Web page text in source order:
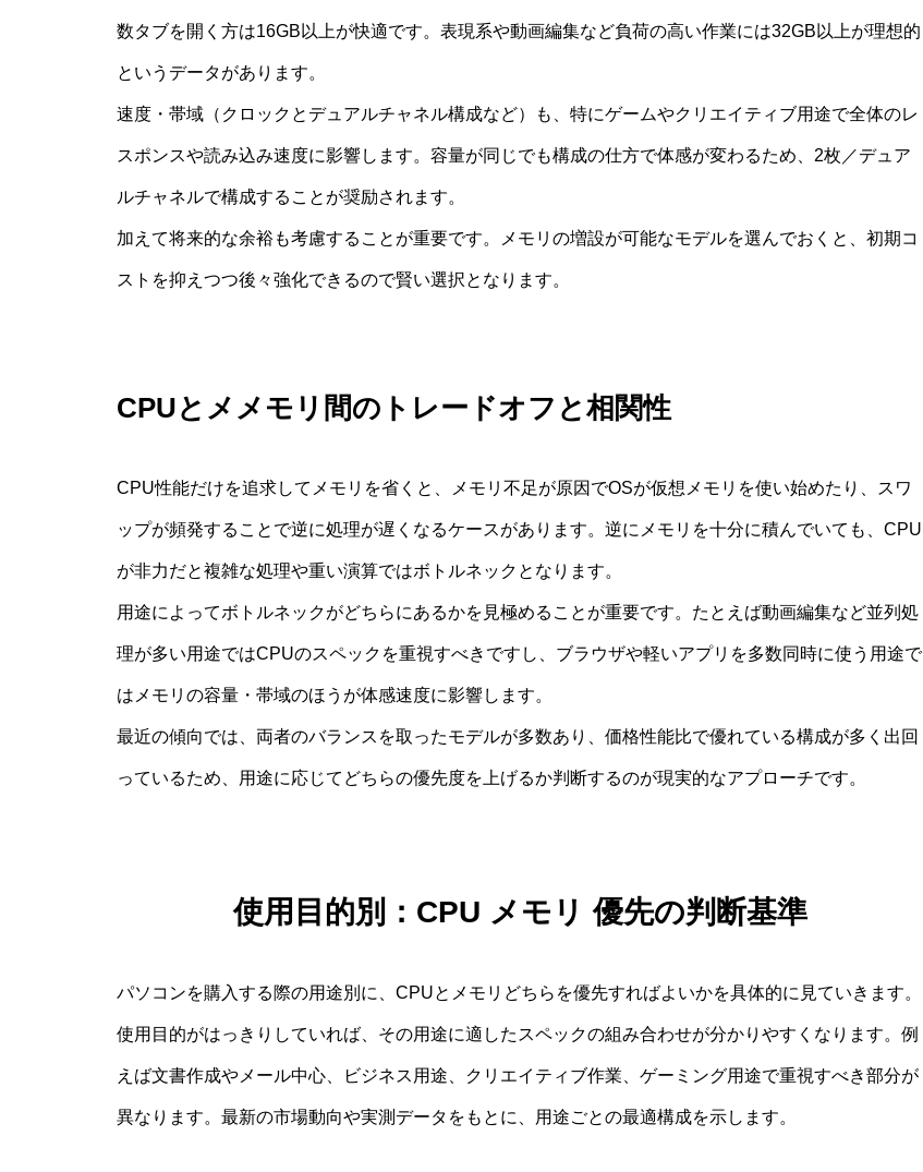
数タブを開く方は16GB以上が快適です。表現系や動画編集など負荷の高い作業には32GB以上が理想的
というデータがあります。
速度・帯域（クロックとデュアルチャネル構成など）も、特にゲームやクリエイティブ用途で全体のレ
スポンスや読み込み速度に影響します。容量が同じでも構成の仕方で体感が変わるため、2枚／デュア
ルチャネルで構成することが奨励されます。
加えて将来的な余裕も考慮することが重要です。メモリの増設が可能なモデルを選んでおくと、初期コ
ストを抑えつつ後々強化できるので賢い選択となります。
CPUとメメモリ間のトレードオフと相関性
CPU性能だけを追求してメモリを省くと、メモリ不足が原因でOSが仮想メモリを使い始めたり、スワ
ップが頻発することで逆に処理が遅くなるケースがあります。逆にメモリを十分に積んでいても、CPU
が非力だと複雑な処理や重い演算ではボトルネックとなります。
用途によってボトルネックがどちらにあるかを見極めることが重要です。たとえば動画編集など並列処
理が多い用途ではCPUのスペックを重視すべきですし、ブラウザや軽いアプリを多数同時に使う用途で
はメモリの容量・帯域のほうが体感速度に影響します。
最近の傾向では、両者のバランスを取ったモデルが多数あり、価格性能比で優れている構成が多く出回
っているため、用途に応じてどちらの優先度を上げるか判断するのが現実的なアプローチです。
使用目的別：CPU メモリ 優先の判断基準
パソコンを購入する際の用途別に、CPUとメモリどちらを優先すればよいかを具体的に見ていきます。
使用目的がはっきりしていれば、その用途に適したスペックの組み合わせが分かりやすくなります。例
えば文書作成やメール中心、ビジネス用途、クリエイティブ作業、ゲーミング用途で重視すべき部分が
異なります。最新の市場動向や実測データをもとに、用途ごとの最適構成を示します。